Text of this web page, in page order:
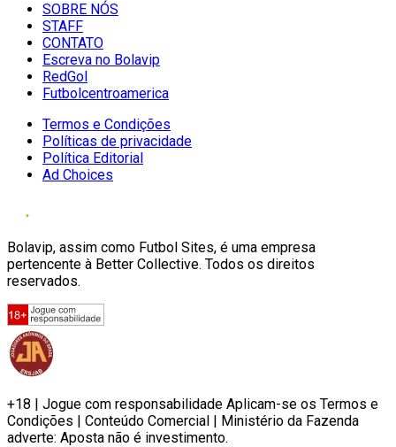
SOBRE NÓS
STAFF
CONTATO
Escreva no Bolavip
RedGol
Futbolcentroamerica
Termos e Condições
Políticas de privacidade
Política Editorial
Ad Choices
Bolavip, assim como Futbol Sites, é uma empresa
pertencente à Better Collective. Todos os direitos
reservados.
+18 | Jogue com responsabilidade Aplicam-se os Termos e
Condições | Conteúdo Comercial | Ministério da Fazenda
adverte: Aposta não é investimento.